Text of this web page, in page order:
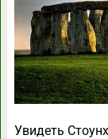
Увидеть